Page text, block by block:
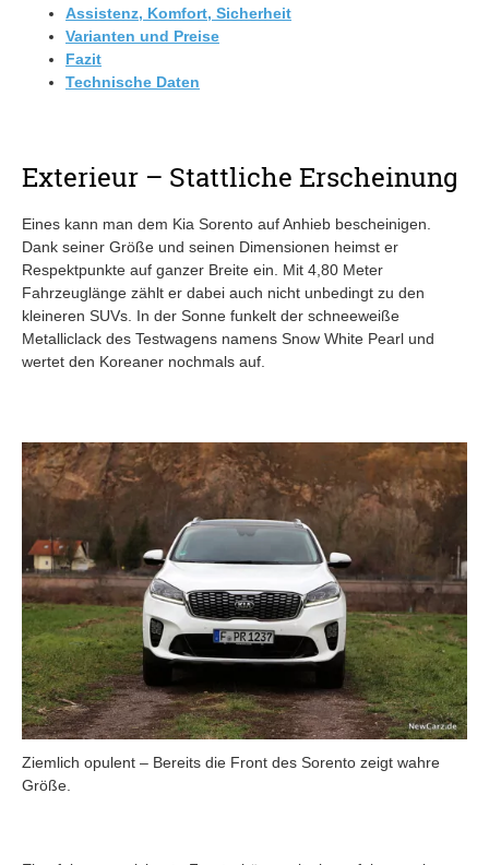
Assistenz, Komfort, Sicherheit
Varianten und Preise
Fazit
Technische Daten
Exterieur – Stattliche Erscheinung
Eines kann man dem Kia Sorento auf Anhieb bescheinigen.
Dank seiner Größe und seinen Dimensionen heimst er
Respektpunkte auf ganzer Breite ein. Mit 4,80 Meter
Fahrzeuglänge zählt er dabei auch nicht unbedingt zu den
kleineren SUVs. In der Sonne funkelt der schneeweiße
Metalliclack des Testwagens namens Snow White Pearl und
wertet den Koreaner nochmals auf.
Ziemlich opulent – Bereits die Front des Sorento zeigt wahre
Größe.